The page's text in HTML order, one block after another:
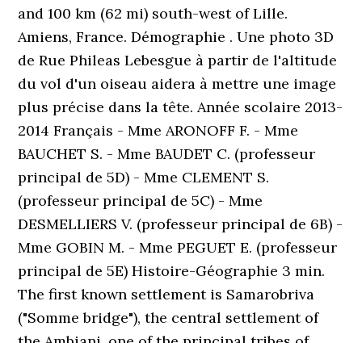
and 100 km (62 mi) south-west of Lille.
Amiens, France. Démographie . Une photo 3D
de Rue Phileas Lebesgue à partir de l'altitude
du vol d'un oiseau aidera à mettre une image
plus précise dans la tête. Année scolaire 2013-
2014 Français - Mme ARONOFF F. - Mme
BAUCHET S. - Mme BAUDET C. (professeur
principal de 5D) - Mme CLEMENT S.
(professeur principal de 5C) - Mme
DESMELLIERS V. (professeur principal de 6B) -
Mme GOBIN M. - Mme PEGUET E. (professeur
principal de 5E) Histoire-Géographie 3 min.
The first known settlement is Samarobriva
("Somme bridge"), the central settlement of